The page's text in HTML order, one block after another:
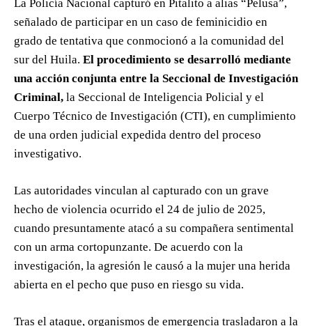
La Policía Nacional capturó en Pitalito a alias “Pelusa”,
señalado de participar en un caso de feminicidio en
grado de tentativa que conmocionó a la comunidad del
sur del Huila. El procedimiento se desarrolló mediante
una acción conjunta entre la Seccional de Investigación
Criminal, la Seccional de Inteligencia Policial y el
Cuerpo Técnico de Investigación (CTI), en cumplimiento
de una orden judicial expedida dentro del proceso
investigativo.
Las autoridades vinculan al capturado con un grave
hecho de violencia ocurrido el 24 de julio de 2025,
cuando presuntamente atacó a su compañera sentimental
con un arma cortopunzante. De acuerdo con la
investigación, la agresión le causó a la mujer una herida
abierta en el pecho que puso en riesgo su vida.
Tras el ataque, organismos de emergencia trasladaron a la